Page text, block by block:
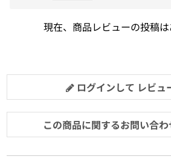
現在、商品レビューの投稿は
ログインして レビュ
この商品に関するお問い合